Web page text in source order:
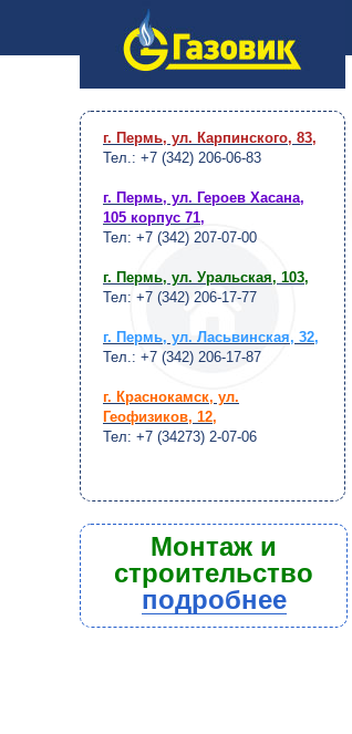
г. Пермь, ул. Карпинского, 83,
Тел.: +7 (342) 206-06-83
г. Пермь, ул. Героев Хасана,
105 корпус 71,
Тел: +7 (342) 207-07-00
г. Пермь, ул. Уральская, 103,
Тел: +7 (342) 206-17-77
г. Пермь, ул. Ласьвинская, 32,
Тел.: +7 (342) 206-17-87
г. Краснокамск, ул.
Геофизиков, 12,
Тел: +7 (34273) 2-07-06
Монтаж и
строительство
подробнее